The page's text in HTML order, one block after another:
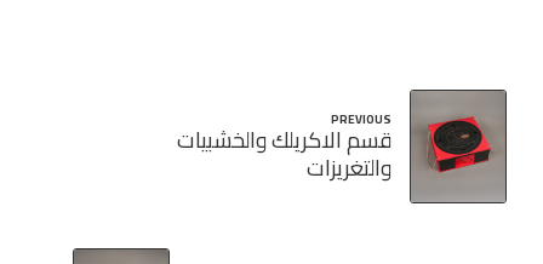
PREVIOUS
قسم الاكريلك والخشبيات
والتغريزات